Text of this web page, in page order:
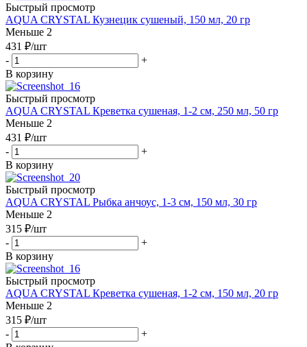
Быстрый просмотр
AQUA CRYSTAL Кузнецик сушеный, 150 мл, 20 гр
Меньше 2
431 ₽/шт
-
+
В корзину
Быстрый просмотр
AQUA CRYSTAL Креветка сушеная, 1-2 см, 250 мл, 50 гр
Меньше 2
431 ₽/шт
-
+
В корзину
Быстрый просмотр
AQUA CRYSTAL Рыбка анчоус, 1-3 см, 150 мл, 30 гр
Меньше 2
315 ₽/шт
-
+
В корзину
Быстрый просмотр
AQUA CRYSTAL Креветка сушеная, 1-2 см, 150 мл, 20 гр
Меньше 2
315 ₽/шт
-
+